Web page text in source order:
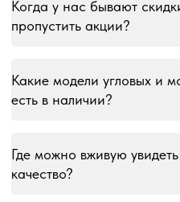
Когда у нас бывают
пропустить акции?
Какие модели угловых и
есть в наличии?
Где можно вживую
качество?